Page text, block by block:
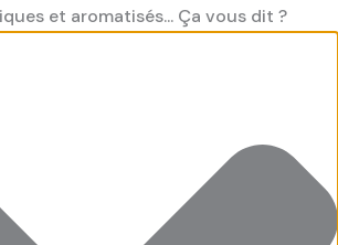
et aromatisés... Ça vous dit ?
Cookies Cookies
Cookies